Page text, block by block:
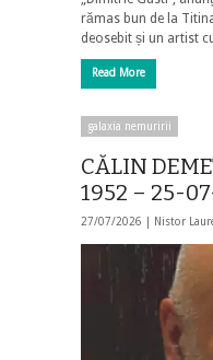
rămas bun de la
deosebit și un artist
Read More
galaxia nemuririi
CĂLIN
1952 – 25-
27/07/2026 | Nistor